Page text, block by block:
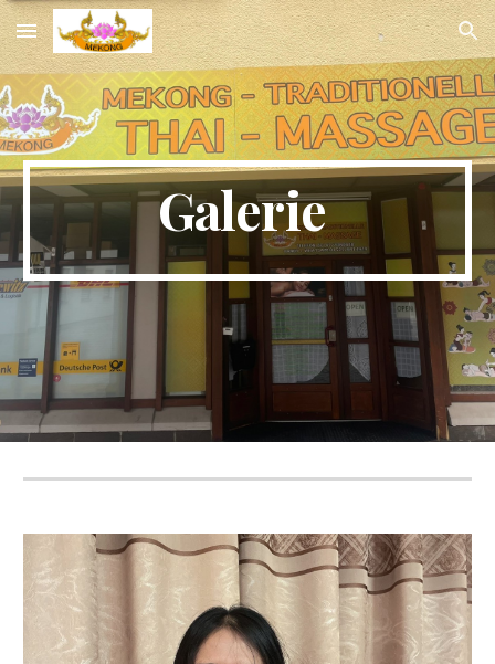
Skip to main content Skip to navigation
Galerie